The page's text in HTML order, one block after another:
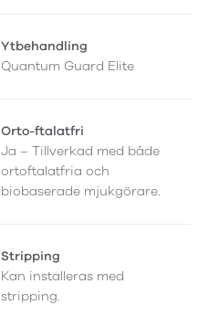
Ytbehandling
Quantum Guard Elite
Orto-ftalatfri
Ja – Tillverkad med både
ortoftalatfria och
biobaserade mjukgörare.
Stripping
Kan installeras med
stripping.